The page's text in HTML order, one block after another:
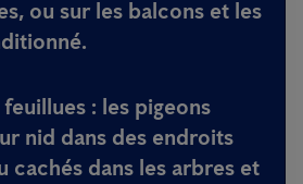
ou sur les balcons et les
: les pigeons
nid dans des endroits
cachés dans les arbres et